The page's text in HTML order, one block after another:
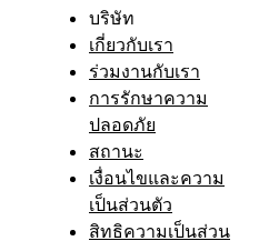
บริษัท
เกี่ยวกับเรา
ร่วมงานกับเรา
การรักษาความ
ปลอดภัย
สถานะ
เงื่อนไขและความ
เป็นส่วนตัว
สิทธิความเป็นส่วน